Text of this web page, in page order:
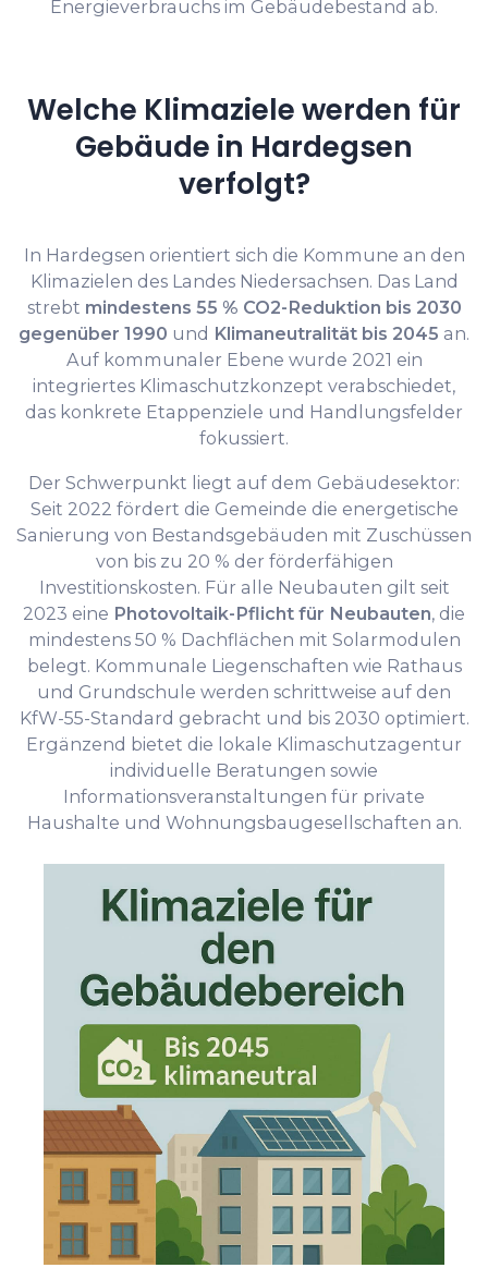
Energieverbrauchs im Gebäudebestand ab.
Welche Klimaziele werden für
Gebäude in Hardegsen
verfolgt?
In Hardegsen orientiert sich die Kommune an den
Klimazielen des Landes Niedersachsen. Das Land
strebt mindestens 55 % CO2-Reduktion bis 2030
gegenüber 1990 und Klimaneutralität bis 2045 an.
Auf kommunaler Ebene wurde 2021 ein
integriertes Klimaschutzkonzept verabschiedet,
das konkrete Etappenziele und Handlungsfelder
fokussiert.
Der Schwerpunkt liegt auf dem Gebäudesektor:
Seit 2022 fördert die Gemeinde die energetische
Sanierung von Bestandsgebäuden mit Zuschüssen
von bis zu 20 % der förderfähigen
Investitionskosten. Für alle Neubauten gilt seit
2023 eine Photovoltaik-Pflicht für Neubauten, die
mindestens 50 % Dachflächen mit Solarmodulen
belegt. Kommunale Liegenschaften wie Rathaus
und Grundschule werden schrittweise auf den
KfW-55-Standard gebracht und bis 2030 optimiert.
Ergänzend bietet die lokale Klimaschutzagentur
individuelle Beratungen sowie
Informationsveranstaltungen für private
Haushalte und Wohnungsbaugesellschaften an.